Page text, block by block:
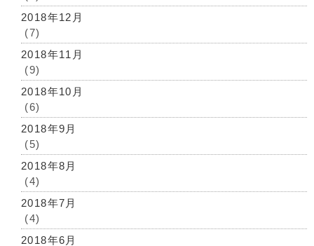
2018年12月
(7)
2018年11月
(9)
2018年10月
(6)
2018年9月
(5)
2018年8月
(4)
2018年7月
(4)
2018年6月